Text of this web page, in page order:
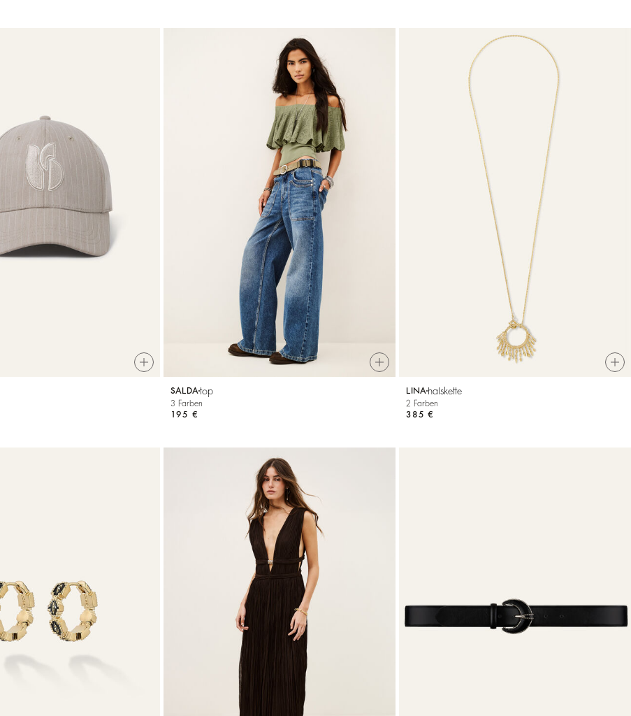
SALDA top
3 Farben
195 €
LINA halskette
2 Farben
385 €